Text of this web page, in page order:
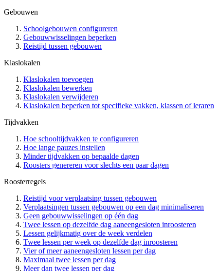
Gebouwen
Schoolgebouwen configureren
Gebouwwisselingen beperken
Reistijd tussen gebouwen
Klaslokalen
Klaslokalen toevoegen
Klaslokalen bewerken
Klaslokalen verwijderen
Klaslokalen beperken tot specifieke vakken, klassen of leraren
Tijdvakken
Hoe schooltijdvakken te configureren
Hoe lange pauzes instellen
Minder tijdvakken op bepaalde dagen
Roosters genereren voor slechts een paar dagen
Roosterregels
Reistijd voor verplaatsing tussen gebouwen
Verplaatsingen tussen gebouwen op een dag minimaliseren
Geen gebouwwisselingen op één dag
Twee lessen op dezelfde dag aaneengesloten inroosteren
Lessen gelijkmatig over de week verdelen
Twee lessen per week op dezelfde dag inroosteren
Vier of meer aaneengesloten lessen per dag
Maximaal twee lessen per dag
Meer dan twee lessen per dag